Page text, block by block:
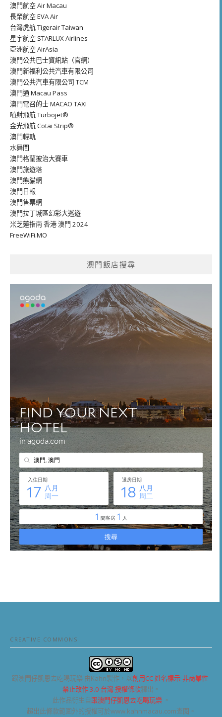
澳門航空 Air Macau
長榮航空 EVA Air
台灣虎航 Tigerair Taiwan
星宇航空 STARLUX Airlines
亞洲航空 AirAsia
澳門公共巴士資訊站（官網）
澳門新福利公共汽車有限公司
澳門公共汽車有限公司 TCM
澳門通 Macau Pass
澳門電召的士 MACAO TAXI
噴射飛航 Turbojet®
金光飛航 Cotai Strip®
澳門輕軌
水舞間
澳門格蘭披治大賽車
澳門旅遊塔
澳門熊貓網
澳門日報
澳門售票網
澳門拉丁城區幻彩大巡遊
米芝蓮指南 香港 澳門 2024
FreeWiFi.MO
澳門飯店搜尋
CREATIVE COMMONS
跟澳門仔凱恩去吃喝玩樂 由Kahn製作，以創用CC 姓名標示-非商業性-
禁止改作 3.0 台灣 授權條款釋出。
此作品衍生自跟澳門仔凱恩去吃喝玩樂 。
超出此條款範圍外的授權可於www.kahnmacau.com查閱。